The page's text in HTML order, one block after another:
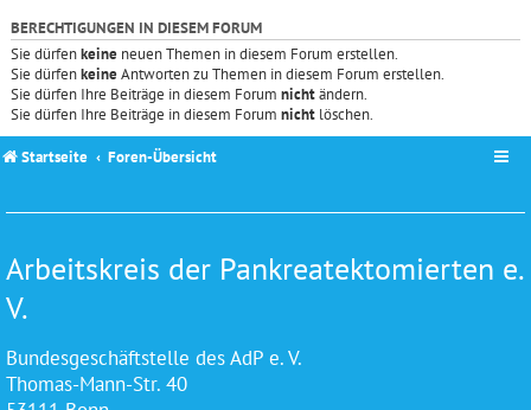
BERECHTIGUNGEN IN DIESEM FORUM
Sie dürfenkeine neuen Themen in diesem Forum erstellen.
Sie dürfenkeineAntworten zu Themen in diesem Forum erstellen.
Sie dürfen Ihre Beiträge in diesem Forum nichtändern.
Sie dürfen Ihre Beiträge in diesem Forum nicht löschen.
Startseite Foren-Übersicht
Arbeitskreis der Pankreatektomierten e.
V.
Bundesgeschäftstelle des AdP e. V.
Thomas-Mann-Str. 40